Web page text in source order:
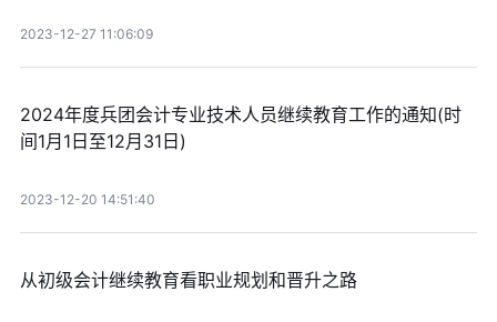
2023-12-27 11:06:09
2024年度兵团会计专业技术人员继续教育工作的通知(时
间1月1日至12月31日)
2023-12-20 14:51:40
从初级会计继续教育看职业规划和晋升之路